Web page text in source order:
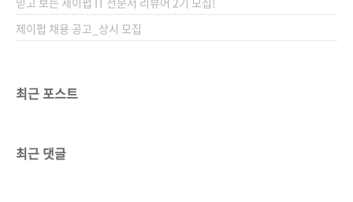
제이펍 채용 공고_상시 모집
최근 포스트
최근 댓글